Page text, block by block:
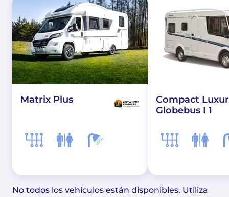
Matrix Plus
Compact
Globebus I 1
No todos los vehículos están disponibles. Utiliza